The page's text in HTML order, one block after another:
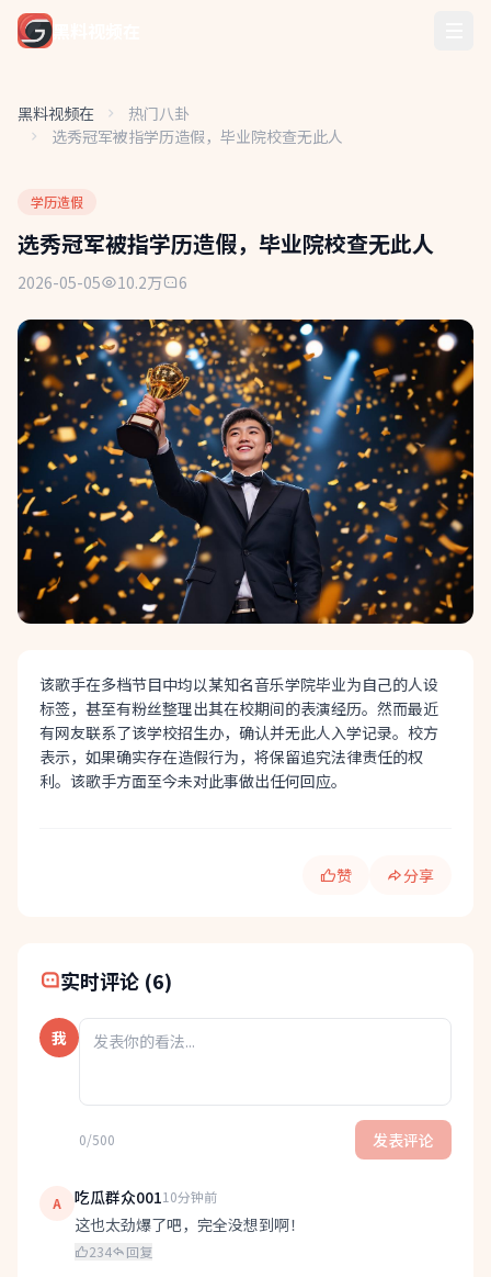
黑料视频在
热门八卦
选秀冠军被指学历造假，毕业院校查无此人
学历造假
选秀冠军被指学历造假，毕业院校查无此人
2026-05-05 10.2万 6
该歌手在多档节目中均以某知名音乐学院毕业为自己的人设
标签，甚至有粉丝整理出其在校期间的表演经历。然而最近
有网友联系了该学校招生办，确认并无此人入学记录。校方
表示，如果确实存在造假行为，将保留追究法律责任的权
利。该歌手方面至今未对此事做出任何回应。
赞 分享
实时评论 (6)
我
0/500 发表评论
A 吃瓜群众00110分钟前
这也太劲爆了吧，完全没想到啊！
234 回复